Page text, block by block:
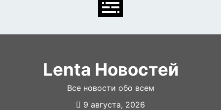
Lenta Новостей
Все новости обо всем
9 августа, 2026